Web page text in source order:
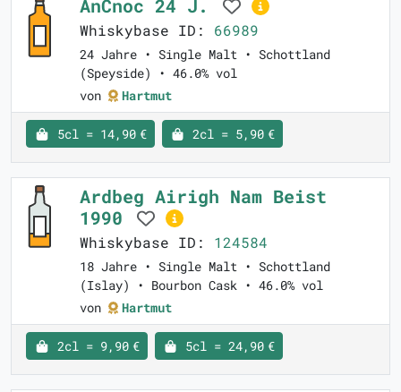
AnCnoc 24 J.
Whiskybase ID: 66989
24 Jahre • Single Malt • Schottland
(Speyside) • 46.0% vol
von
Hartmut
5cl = 14,90 € 2cl = 5,90 €
Ardbeg Airigh Nam Beist
1990
Whiskybase ID: 124584
18 Jahre • Single Malt • Schottland
(Islay) • Bourbon Cask • 46.0% vol
von
Hartmut
2cl = 9,90 € 5cl = 24,90 €